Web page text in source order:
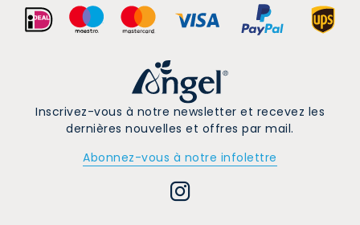
Inscrivez-vous à notre newsletter et recevez les
dernières nouvelles et offres par mail.
Abonnez-vous à notre infolettre